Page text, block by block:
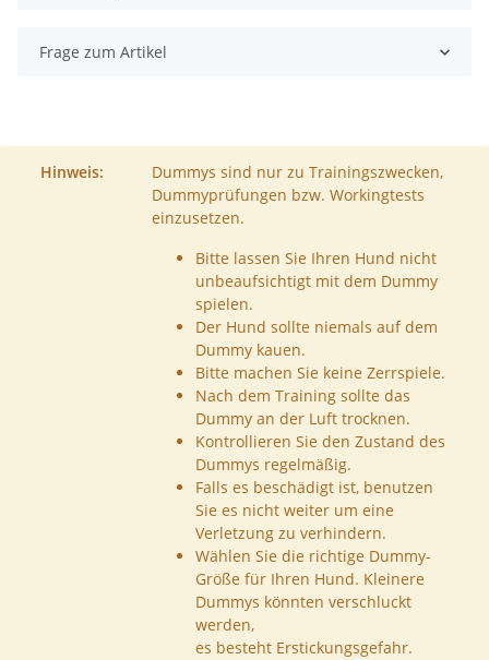
Frage zum Artikel
Hinweis:
Dummys sind nur zu Trainingszwecken,
Dummyprüfungen bzw. Workingtests
einzusetzen.
Bitte lassen Sie Ihren Hund nicht
unbeaufsichtigt mit dem Dummy
spielen.
Der Hund sollte niemals auf dem
Dummy kauen.
Bitte machen Sie keine Zerrspiele.
Nach dem Training sollte das
Dummy an der Luft trocknen.
Kontrollieren Sie den Zustand des
Dummys regelmäßig.
Falls es beschädigt ist, benutzen
Sie es nicht weiter um eine
Verletzung zu verhindern.
Wählen Sie die richtige Dummy-
Größe für Ihren Hund. Kleinere
Dummys könnten verschluckt
werden,
es besteht Erstickungsgefahr.